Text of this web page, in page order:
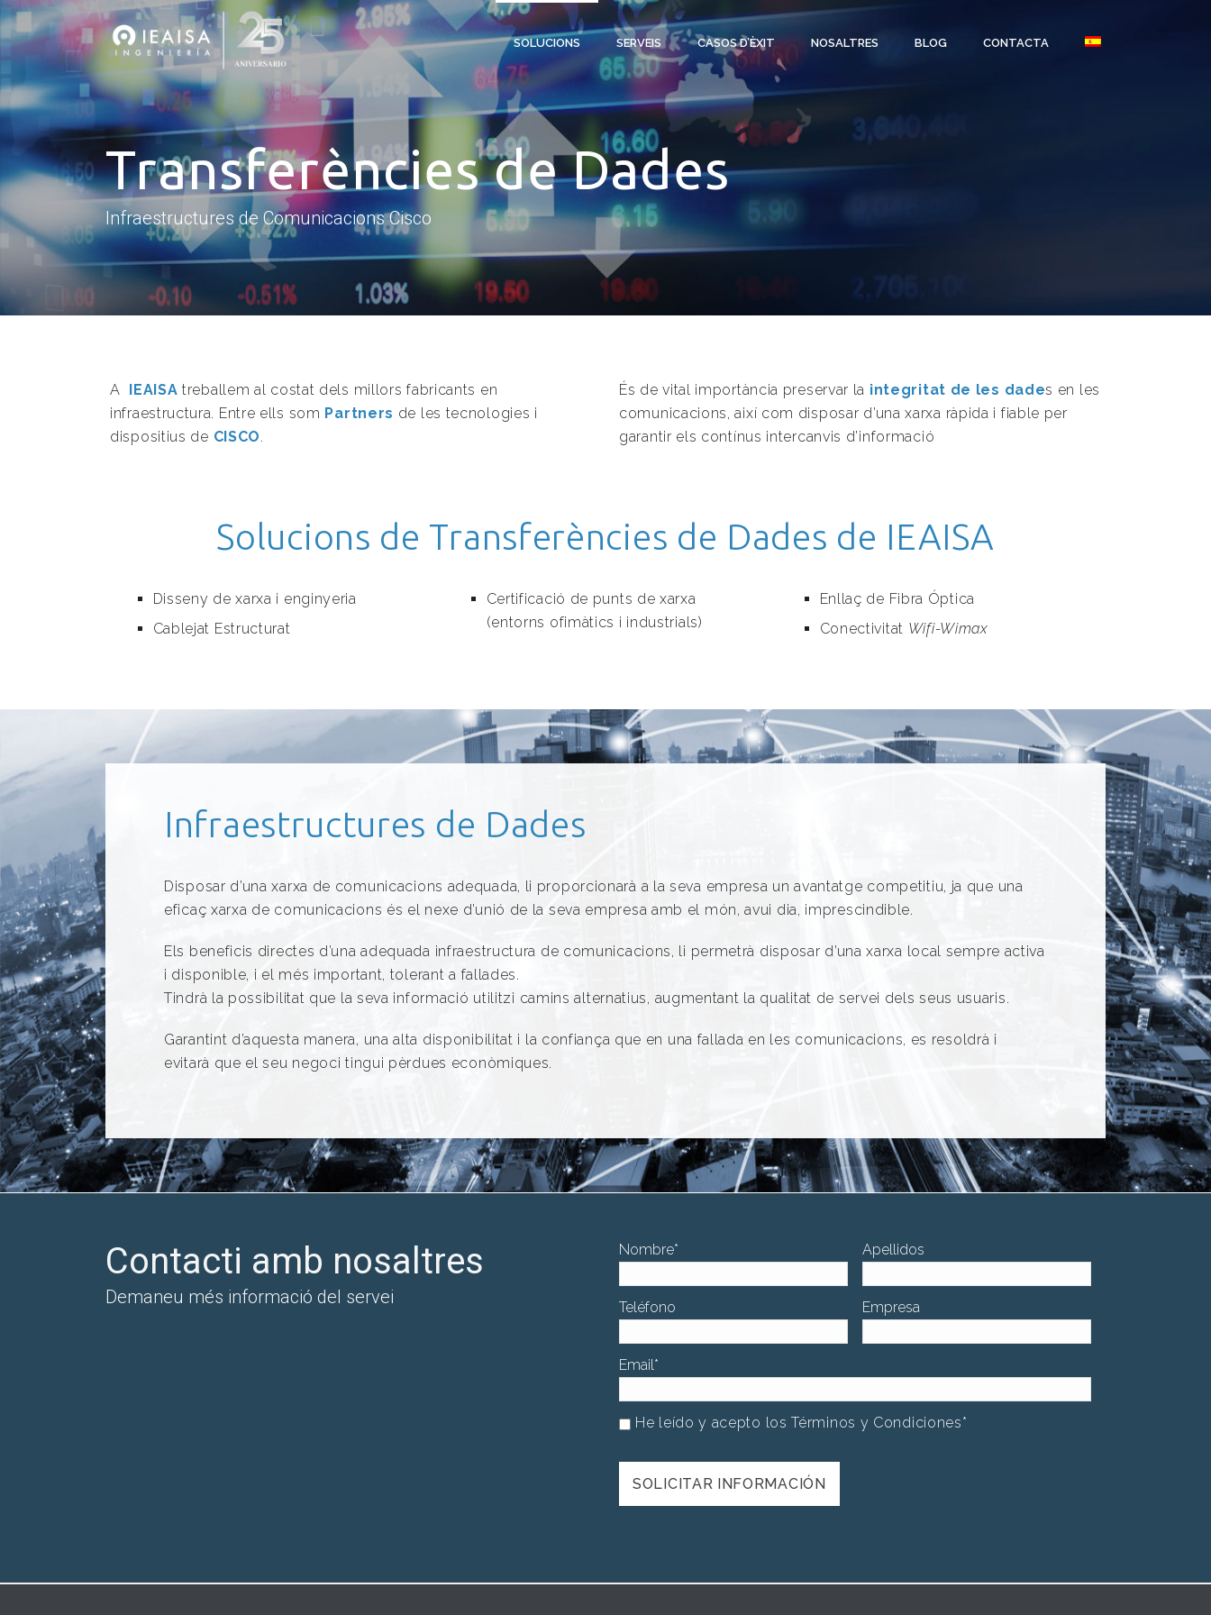
SOLUCIONS SERVEIS CASOS D’ÈXIT NOSALTRES BLOG CONTACTA
Transferències de Dades
Infraestructures de Comunicacions Cisco
A IEAISA treballem al costat dels millors fabricants en
infraestructura. Entre ells som Partners de les tecnologies i
dispositius de CISCO.
És de vital importància preservar la integritat de les dades en les
comunicacions, així com disposar d’una xarxa ràpida i fiable per
garantir els contínus intercanvis d’informació
Solucions de Transferències de Dades de IEAISA
Disseny de xarxa i enginyeria
Cablejat Estructurat
Certificació de punts de xarxa
(entorns ofimàtics i industrials)
Enllaç de Fibra Óptica
Conectivitat Wifi-Wimax
Infraestructures de Dades
Disposar d’una xarxa de comunicacions adequada, li proporcionarà a la seva empresa un avantatge competitiu, ja que una
eficaç xarxa de comunicacions és el nexe d’unió de la seva empresa amb el món, avui dia, imprescindible.
Els beneficis directes d’una adequada infraestructura de comunicacions, li permetrà disposar d’una xarxa local sempre activa
i disponible, i el més important, tolerant a fallades.
Tindrà la possibilitat que la seva informació utilitzi camins alternatius, augmentant la qualitat de servei dels seus usuaris.
Garantint d’aquesta manera, una alta disponibilitat i la confiança que en una fallada en les comunicacions, es resoldrà i
evitarà que el seu negoci tingui pèrdues econòmiques.
Contacti amb nosaltres
Demaneu més informació del servei
Nombre* Apellidos
Teléfono Empresa
Email*
He leído y acepto los Términos y Condiciones*